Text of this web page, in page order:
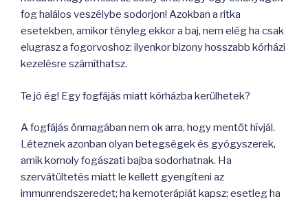
fog halálos veszélybe sodorjon! Azokban a ritka
esetekben, amikor tényleg ekkor a baj, nem elég ha csak
elugrasz a fogorvoshoz: ilyenkor bizony hosszabb kórházi
kezelésre számíthatsz.
Te jó ég! Egy fogfájás miatt kórházba kerülhetek?
A fogfájás önmagában nem ok arra, hogy mentőt hívjál.
Léteznek azonban olyan betegségek és gyógyszerek,
amik komoly fogászati bajba sodorhatnak. Ha
szervátültetés miatt le kellett gyengíteni az
immunrendszeredet; ha kemoterápiát kapsz; esetleg ha